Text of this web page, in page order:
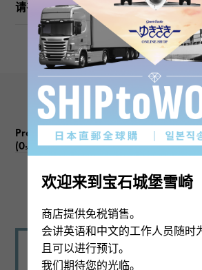
欢迎来到宝石城堡雪崎
商店提供免税销售。
会讲英语和中文的工作人员随时
且可以进行预订。
我们期待您的光临。
重量
关于5.2g
图案尺寸
垂直的 关于12 × 旁 关于9mm
请在订购或访问之前检查
Product reviews
(0subject)
There are no product